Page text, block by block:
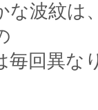
な波紋は
毎回異な